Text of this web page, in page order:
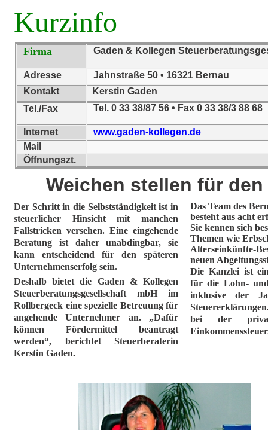
Kurzinfo
Firma Gaden & Kollegen
Adresse
Jahnstraße 50 • 16321 Bernau
Kontakt
Kerstin Gaden
Tel./Fax
Tel. 0 33 38/87 56 • Fax 0 33 38/3 88 68
Internet
www.gaden-kollegen.de
Mail
Öffnungszt.
Weichen stellen für
Der Schritt in die Selbstständigkeit ist in
steuerlicher Hinsicht mit manchen
Fallstricken versehen. Eine eingehende
Beratung ist daher unabdingbar, sie
kann entscheidend für den späteren
Unternehmenserfolg sein.
Deshalb bietet die Gaden & Kollegen
Steuerberatungsgesellschaft mbH im
Rollbergeck eine spezielle Betreuung für
angehende Unternehmer an. „Dafür
können Fördermittel beantragt
werden“, berichtet Steuerberaterin
Kerstin Gaden.
Das Team des
besteht aus acht
Sie kennen sich
Themen wie
Alterseinkünfte-
neuen
Die Kanzlei ist
für die Lohn-
inklusive der
bei der